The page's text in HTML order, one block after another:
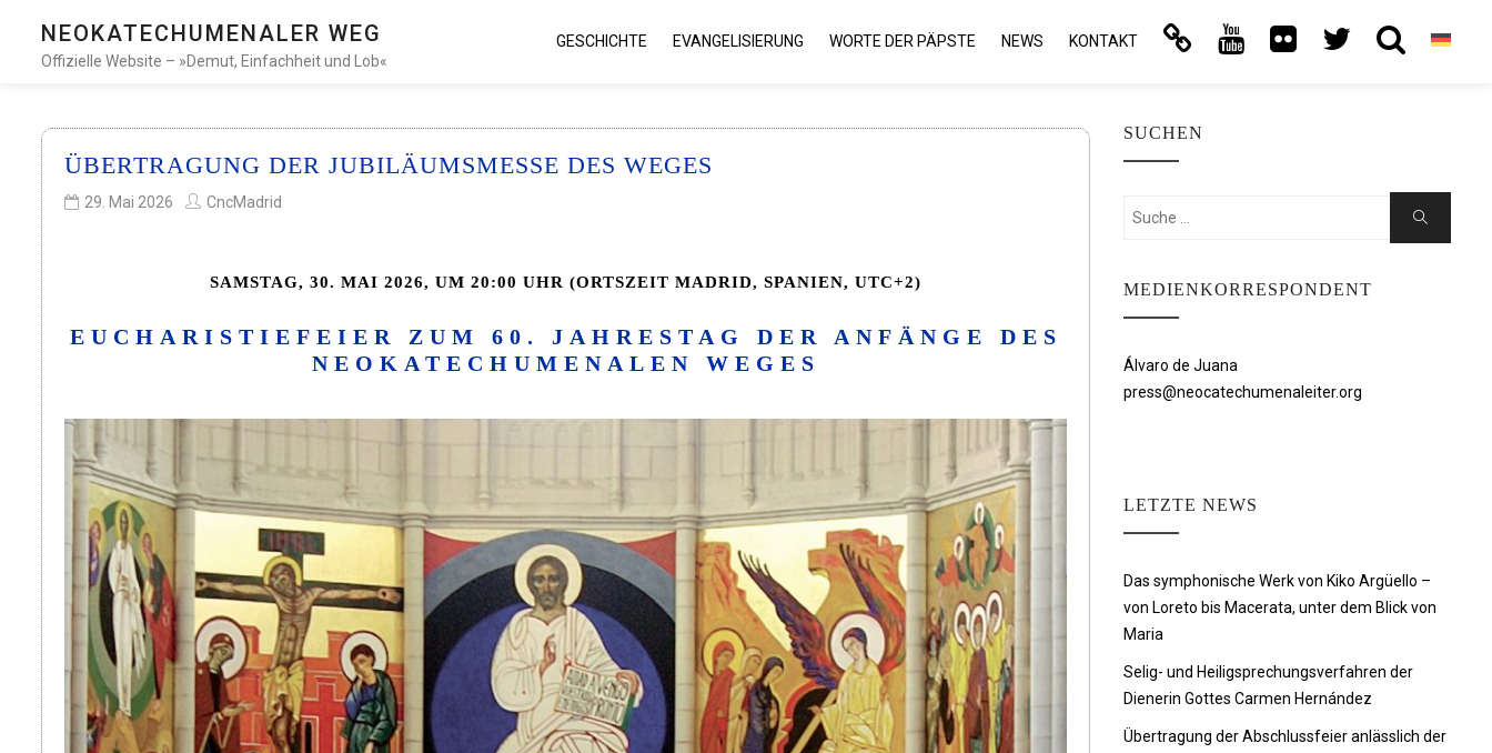
NEOKATECHUMENALER WEG
Offizielle Website – »Demut, Einfachheit und Lob«
GESCHICHTE EVANGELISIERUNG WORTE DER PÄPSTE NEWS KONTAKT
ÜBERTRAGUNG DER JUBILÄUMSMESSE DES WEGES
29. Mai 2026 CncMadrid
SAMSTAG, 30. MAI 2026, UM 20:00 UHR (ORTSZEIT MADRID, SPANIEN, UTC+2)
EUCHARISTIEFEIER ZUM 60. JAHRESTAG DER ANFÄNGE DES
NEOKATECHUMENALEN WEGES
SUCHEN
Suchen
Suche
MEDIENKORRESPONDENT
Álvaro de Juana
press@neocatechumenaleiter.org
LETZTE NEWS
Das symphonische Werk von Kiko Argüello –
von Loreto bis Macerata, unter dem Blick von
Maria
Selig- und Heiligsprechungsverfahren der
Dienerin Gottes Carmen Hernández
Übertragung der Abschlussfeier anlässlich der